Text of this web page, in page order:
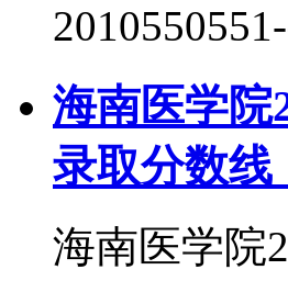
海南医学院
录取分数线
海南医学院